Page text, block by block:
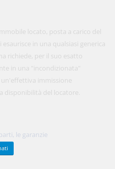
locato, posta a carico del
in una qualsiasi generica
richiede, per il suo esatto
in una "incondizionata"
immissione
disponibilità del locatore.
le garanzie
ANNUALI
ora